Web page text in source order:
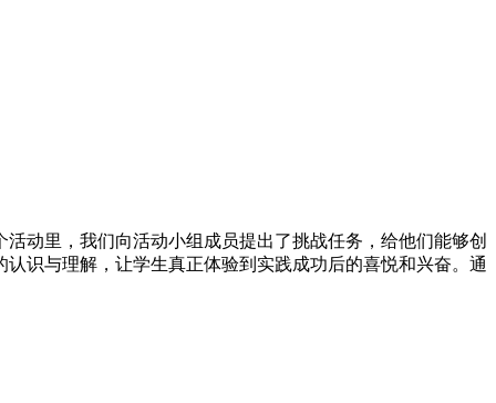
动里，我们向活动小组成员提出了挑战任务，给他们能够创
识与理解，让学生真正体验到实践成功后的喜悦和兴奋。通